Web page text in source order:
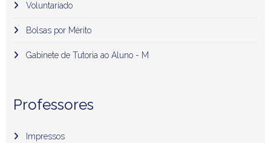
Voluntariado
Bolsas por Mérito
Gabinete de Tutoria ao Aluno - M
Professores
Impressos